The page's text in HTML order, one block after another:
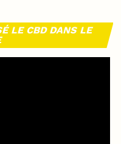
LE CBD DANS LE